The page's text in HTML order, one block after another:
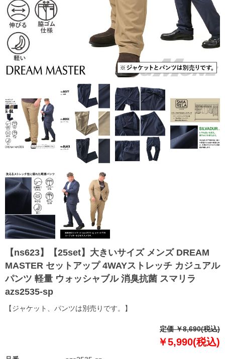
【ns623】【25set】大きいサイズ メンズ DREAM
MASTER セットアップ 4WAYストレッチ カジュアル
パンツ 軽量 ウォッシャブル 消臭抗菌 スマリラ
azs2535-sp
【ジャケット、パンツは別売りです。】
定価 ￥8,690(税込)
￥5,990(税込)